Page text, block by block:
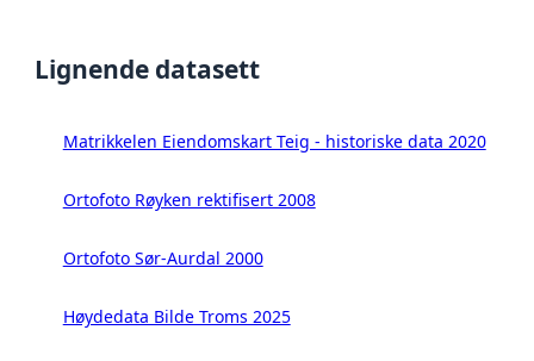
Lignende datasett
Matrikkelen Eiendomskart Teig - historiske data 2020
Ortofoto Røyken rektifisert 2008
Ortofoto Sør-Aurdal 2000
Høydedata Bilde Troms 2025